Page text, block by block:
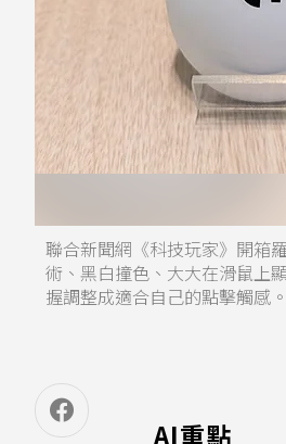
聯合新聞網《科技玩家》開箱
術、黑白撞色、大大在滑鼠上
握調整成適合自己的點擊觸感
AI重點